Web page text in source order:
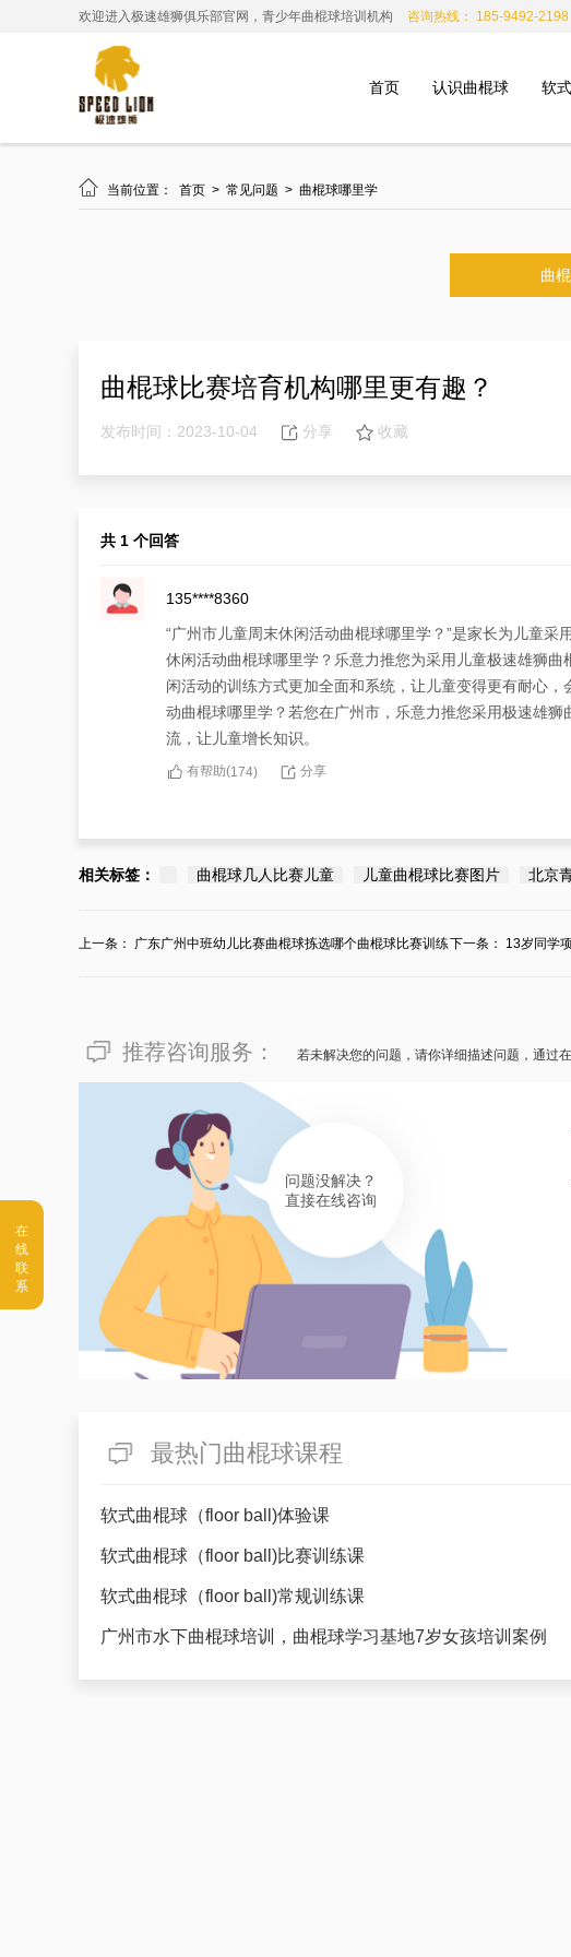
欢迎进入极速雄狮俱乐部官网，青少年曲棍球培训机构 咨询热线： 185-9492-2198
首页 认识曲棍球 软
 当前位置： 首页 > 常见问题 > 曲棍球哪里学
曲
曲棍球比赛培育机构哪里更有趣？
发布时间：2023-10-04 分享 收藏
共 1 个回答
135****8360
“广州市儿童周末休闲活动曲棍球哪里学？”是家长为儿童
休闲活动曲棍球哪里学？乐意力推您为采用儿童极速雄狮
闲活动的训练方式更加全面和系统，让儿童变得更有耐心
动曲棍球哪里学？若您在广州市，乐意力推您采用极速雄
流，让儿童增长知识。
有帮助(174) 分享
相关标签： 曲棍球几人比赛儿童 儿童曲棍球比赛图片 北京
上一条： 广东广州中班幼儿比赛曲棍球拣选哪个曲棍球比赛训练下一条： 13岁同学
推荐咨询服务： 若未解决您的问题，请你详细描述问题，通过
问题没解决？
直接在线咨询
最热门曲棍球课程
软式曲棍球（floor ball)体验课
软式曲棍球（floor ball)比赛训练课
软式曲棍球（floor ball)常规训练课
广州市水下曲棍球培训，曲棍球学习基地7岁女孩培训案例